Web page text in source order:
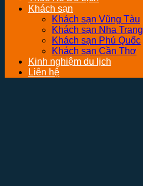
Khách sạn
Khách sạn Vũng Tàu
Khách sạn Nha Trang
Khách sạn Phú Quốc
Khách sạn Cần Thơ
Kinh nghiệm du lịch
Liên hệ